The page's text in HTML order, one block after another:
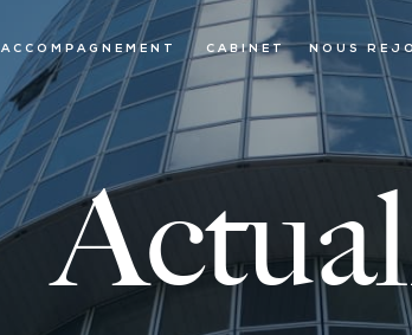
ACCOMPAGNEMENT CABINET NOUS